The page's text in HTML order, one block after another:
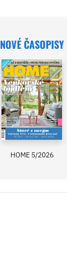
NOVÉ ČASOPISY
HOME 5/2026